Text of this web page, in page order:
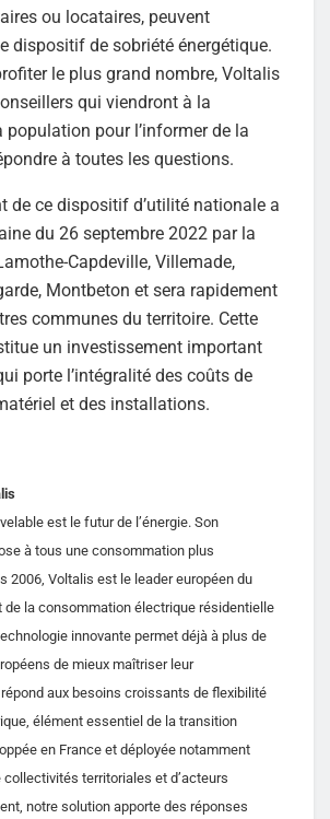
ou locataires, peuvent
dispositif de sobriété énergétique.
le plus grand nombre, Voltalis
qui viendront à la
population pour l’informer de la
à toutes les questions.
de ce dispositif d’utilité nationale a
du 26 septembre 2022 par la
Capdeville, Villemade,
Montbeton et sera rapidement
communes du territoire. Cette
un investissement important
porte l’intégralité des coûts de
et des installations.
est le futur de l’énergie. Son
à tous une consommation plus
2006, Voltalis est le leader européen du
de la consommation électrique résidentielle
innovante permet déjà à plus de
de mieux maîtriser leur
aux besoins croissants de flexibilité
élément essentiel de la transition
en France et déployée notamment
territoriales et d’acteurs
notre solution apporte des réponses